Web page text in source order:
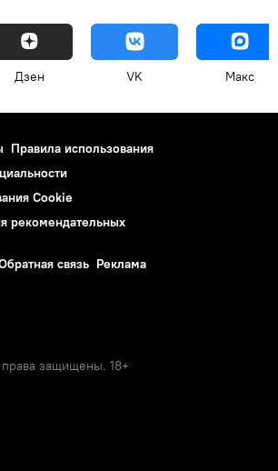
Дзен VK Макс
Правила использования
Cookie
рекомендательных
связь Реклама
защищены. 18+